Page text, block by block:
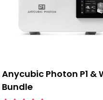
Anycubic Photon P1 &
Bundle